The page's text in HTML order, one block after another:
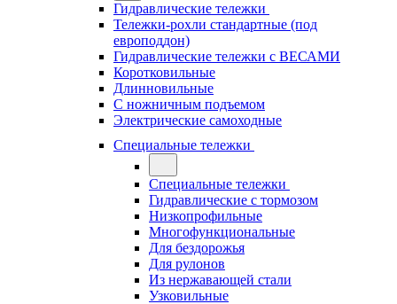
Гидравлические тележки
Тележки-рохли стандартные (под
европоддон)
Гидравлические тележки с ВЕСАМИ
Коротковильные
Длинновильные
С ножничным подъемом
Электрические самоходные
Специальные тележки
Специальные тележки
Гидравлические с тормозом
Низкопрофильные
Многофункциональные
Для бездорожья
Для рулонов
Из нержавающей стали
Узковильные